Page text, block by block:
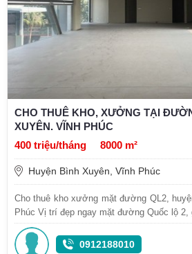
CHO THUÊ KHO, XƯỞNG TẠI
XUYÊN. VĨNH PHÚC
400 triệu/tháng
8000 m²
Huyện Bình Xuyên, Vĩnh Phúc
Cho thuê kho xưởng mặt đường QL2,
Phúc Vị trí đẹp ngay mặt đường Quốc lộ 2,
0912188010